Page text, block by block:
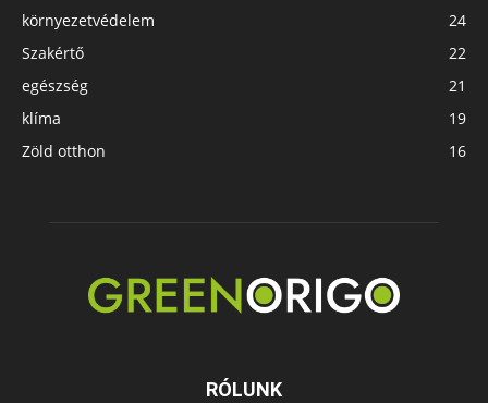
környezetvédelem
24
Szakértő
22
egészség
21
klíma
19
Zöld otthon
16
RÓLUNK